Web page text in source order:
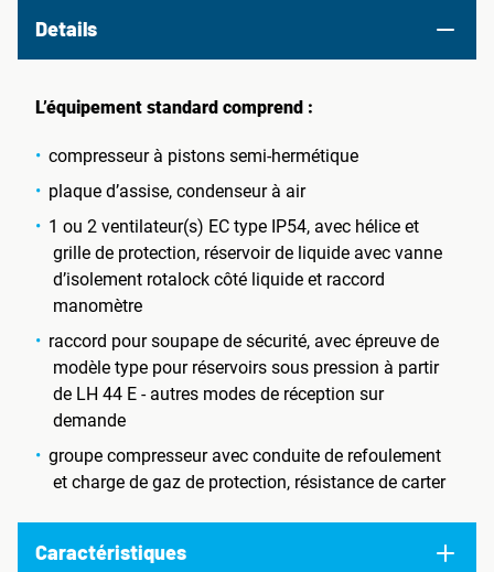
Details
L’équipement standard comprend :
compresseur à pistons semi-hermétique
plaque d’assise, condenseur à air
1 ou 2 ventilateur(s) EC type IP54, avec hélice et
grille de protection, réservoir de liquide avec vanne
d’isolement rotalock côté liquide et raccord
manomètre
raccord pour soupape de sécurité, avec épreuve de
modèle type pour réservoirs sous pression à partir
de LH 44 E - autres modes de réception sur
demande
groupe compresseur avec conduite de refoulement
et charge de gaz de protection, résistance de carter
Caractéristiques